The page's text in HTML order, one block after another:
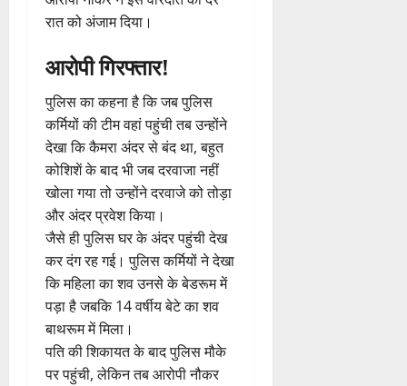
रात को अंजाम दिया।
आरोपी गिरफ्तार!
पुलिस का कहना है कि जब पुलिस
कर्मियों की टीम वहां पहुंची तब उन्होंने
देखा कि कैमरा अंदर से बंद था, बहुत
कोशिशें के बाद भी जब दरवाजा नहीं
खोला गया तो उन्होंने दरवाजे को तोड़ा
और अंदर प्रवेश किया।
जैसे ही पुलिस घर के अंदर पहुंची देख
कर दंग रह गई। पुलिस कर्मियों ने देखा
कि महिला का शव उनसे के बेडरूम में
पड़ा है जबकि 14 वर्षीय बेटे का शव
बाथरूम में मिला।
पति की शिकायत के बाद पुलिस मौके
पर पहुंची, लेकिन तब आरोपी नौकर